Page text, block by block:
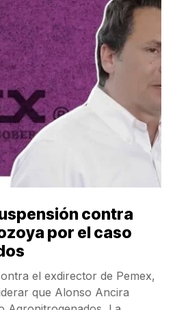
contra
por el caso
el exdirector de Pemex,
que Alonso Ancira